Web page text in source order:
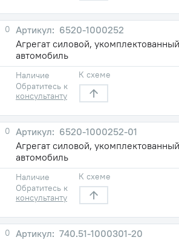
0
6520-1000252
Агрегат силовой,
автомобиль
Наличие
Обратитесь к
консультанту
К схеме
0
6520-1000252-01
Агрегат силовой,
автомобиль
Наличие
Обратитесь к
консультанту
К схеме
0
740.51-1000301-20